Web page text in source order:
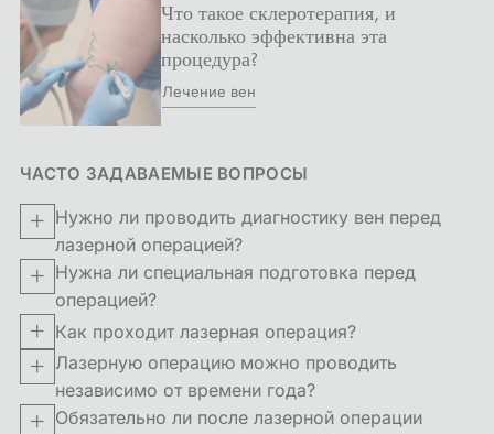
Что такое склеротерапия, и
насколько эффективна эта
процедура?
Лечение вен
ЧАСТО ЗАДАВАЕМЫЕ ВОПРОСЫ
Нужно ли проводить диагностику вен перед
лазерной операцией?
Нужна ли специальная подготовка перед
операцией?
Как проходит лазерная операция?
Лазерную операцию можно проводить
независимо от времени года?
Обязательно ли после лазерной операции